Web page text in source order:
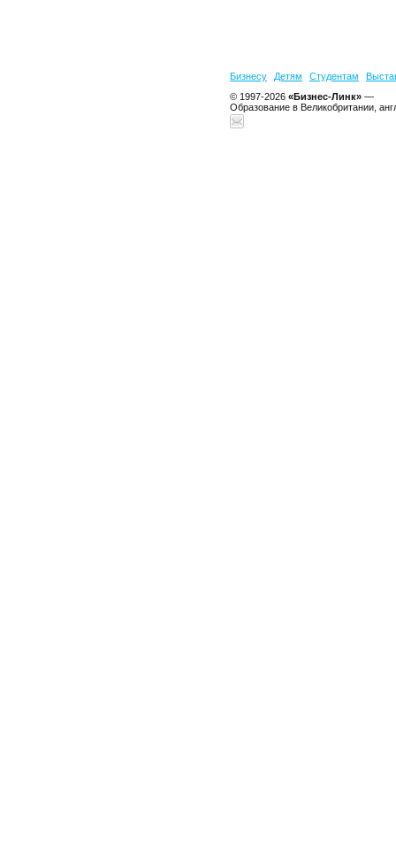
Бизнесу Детям Студентам
© 1997-2026 «Бизнес-Линк» —
Образование в Великобритании,